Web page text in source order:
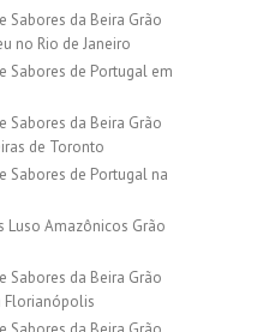
Sabores da Beira Grão
no Rio de Janeiro
Sabores de Portugal em
Sabores da Beira Grão
de Toronto
Sabores de Portugal na
Luso Amazônicos Grão
Sabores da Beira Grão
Florianópolis